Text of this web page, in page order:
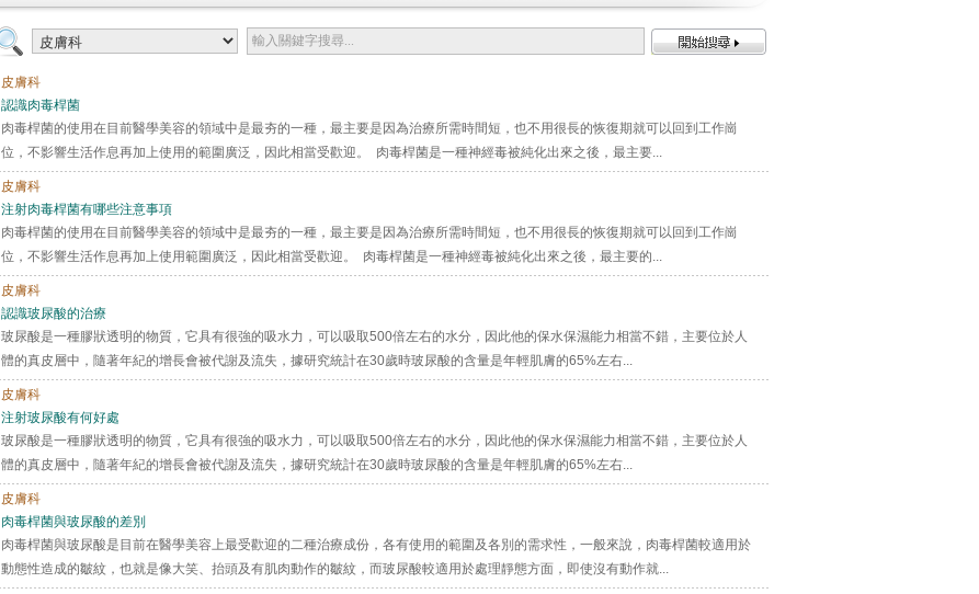
皮膚科
認識肉毒桿菌
肉毒桿菌的使用在目前醫學美容的領域中是最夯的一種，最主要是因為治療所需時間短，也不用很長的恢復期就可以回到工作崗
位，不影響生活作息再加上使用的範圍廣泛，因此相當受歡迎。 肉毒桿菌是一種神經毒被純化出來之後，最主要...
皮膚科
注射肉毒桿菌有哪些注意事項
肉毒桿菌的使用在目前醫學美容的領域中是最夯的一種，最主要是因為治療所需時間短，也不用很長的恢復期就可以回到工作崗
位，不影響生活作息再加上使用範圍廣泛，因此相當受歡迎。 肉毒桿菌是一種神經毒被純化出來之後，最主要的...
皮膚科
認識玻尿酸的治療
玻尿酸是一種膠狀透明的物質，它具有很強的吸水力，可以吸取500倍左右的水分，因此他的保水保濕能力相當不錯，主要位於人
體的真皮層中，隨著年紀的增長會被代謝及流失，據研究統計在30歲時玻尿酸的含量是年輕肌膚的65%左右...
皮膚科
注射玻尿酸有何好處
玻尿酸是一種膠狀透明的物質，它具有很強的吸水力，可以吸取500倍左右的水分，因此他的保水保濕能力相當不錯，主要位於人
體的真皮層中，隨著年紀的增長會被代謝及流失，據研究統計在30歲時玻尿酸的含量是年輕肌膚的65%左右...
皮膚科
肉毒桿菌與玻尿酸的差別
肉毒桿菌與玻尿酸是目前在醫學美容上最受歡迎的二種治療成份，各有使用的範圍及各別的需求性，一般來說，肉毒桿菌較適用於
動態性造成的皺紋，也就是像大笑、抬頭及有肌肉動作的皺紋，而玻尿酸較適用於處理靜態方面，即使沒有動作就...